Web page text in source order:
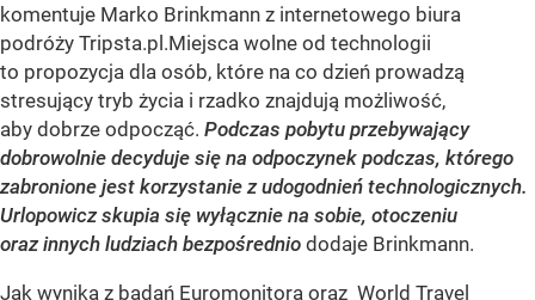
komentuje Marko Brinkmann z internetowego biura
podróży Tripsta.pl.Miejsca wolne od technologii
to propozycja dla osób, które na co dzień prowadzą
stresujący tryb życia i rzadko znajdują możliwość,
aby dobrze odpocząć. Podczas pobytu przebywający
dobrowolnie decyduje się na odpoczynek podczas, którego
zabronione jest korzystanie z udogodnień technologicznych.
Urlopowicz skupia się wyłącznie na sobie, otoczeniu
oraz innych ludziach bezpośrednio dodaje Brinkmann.
Jak wynika z badań Euromonitora oraz World Travel